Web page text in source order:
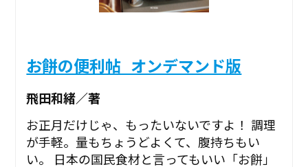
お餅の便利帖_オンデマンド版
飛田和緒／著
お正月だけじゃ、もったいないですよ！ 調理
が手軽。量もちょうどよくて、腹持ちもい
い。 日本の国民食材と言ってもいい「お餅」